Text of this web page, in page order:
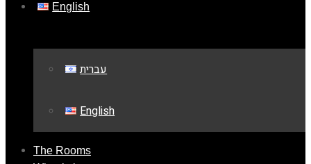
English
עברית
English
The Rooms